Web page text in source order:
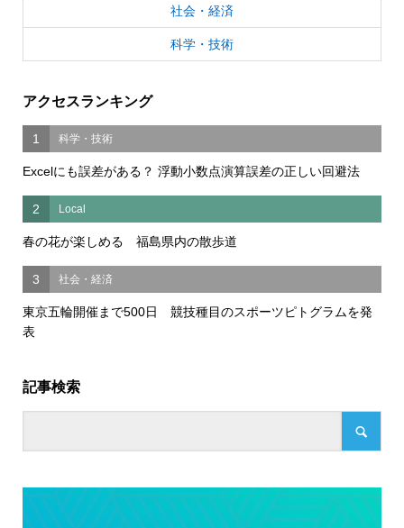
社会・経済
科学・技術
アクセスランキング
1 科学・技術
Excelにも誤差がある？ 浮動小数点演算誤差の正しい回避法
2 Local
春の花が楽しめる 福島県内の散歩道
3 社会・経済
東京五輪開催まで500日 競技種目のスポーツピトグラムを発
表
記事検索